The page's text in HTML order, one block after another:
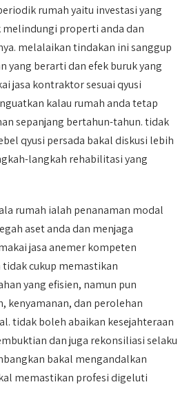
rumah yaitu investasi yang
properti anda dan
melalaikan tindakan ini sanggup
yang berarti dan efek buruk yang
jasa kontraktor sesuai qyusi
kalau rumah anda tetap
sepanjang bertahun-tahun. tidak
qyusi persada bakal diskusi lebih
langkah rehabilitasi yang
rumah ialah penanaman modal
aset anda dan menjaga
jasa anemer kompeten
tidak cukup memastikan
yang efisien, namun pun
kenyamanan, dan perolehan
tidak boleh abaikan kesejahteraan
dan juga rekonsiliasi selaku
bakal mengandalkan
memastikan profesi digeluti